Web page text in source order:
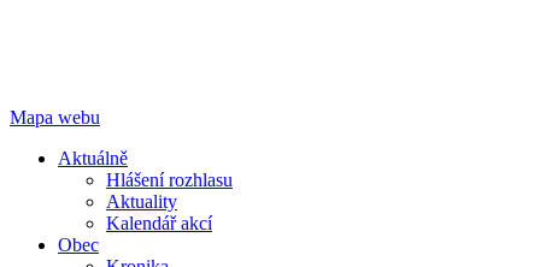
Mapa webu
Aktuálně
Hlášení rozhlasu
Aktuality
Kalendář akcí
Obec